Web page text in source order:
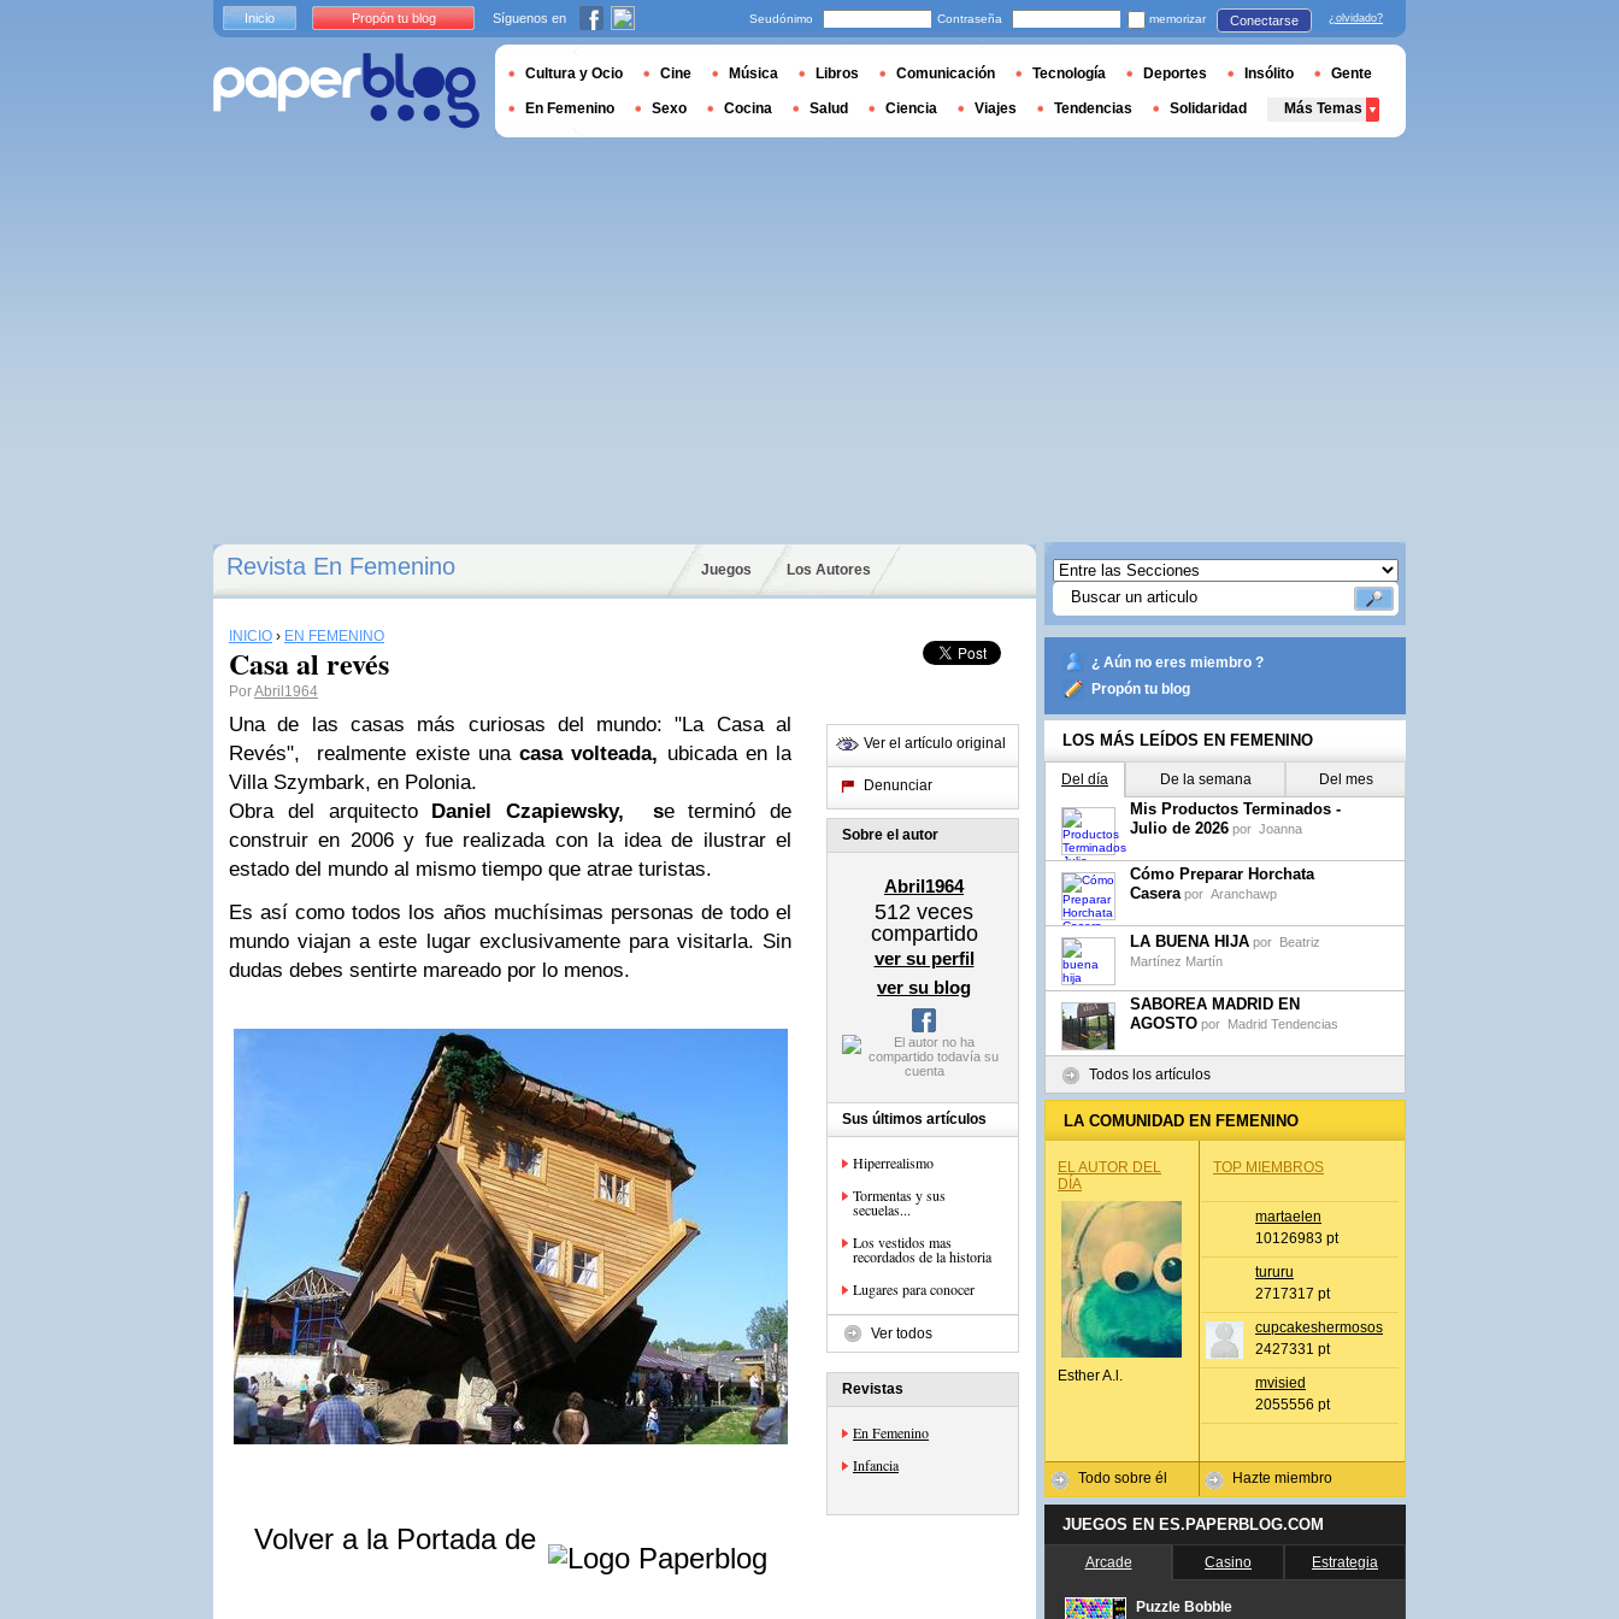
Revista En Femenino Juegos Los Autores
INICIO › EN FEMENINO
Casa al revés
PorAbril1964
Una de las casas más curiosas del mundo: "La Casa al
Revés", realmente existe unacasa volteada, ubicada en la
Villa Szymbark, en Polonia.
Obra del arquitecto Daniel Czapiewsky, se terminó de
construir en 2006 y fue realizada con la idea de ilustrar el
estado del mundo al mismo tiempo que atrae turistas.
Es así como todos los años muchísimas personas de todo el
mundo viajan a este lugar exclusivamente para visitarla. Sin
dudas debes sentirte mareado por lo menos.
Volver a la Portada de
Ver el artículo original
Denunciar
Sobre el autor
Abril1964
512 veces
compartido
ver su perfil
ver su blog
Sus últimos artículos
Hiperrealismo
Tormentas y sus
secuelas...
Los vestidos mas
recordados de la historia
Lugares para conocer
Ver todos
Revistas
En Femenino
Infancia
¿ Aún no eres miembro ?
Propón tu blog
LOS MÁS LEÍDOS EN FEMENINO
Del día De la semana Del mes
Mis Productos Terminados -
Julio de 2026 por Joanna
Cómo Preparar Horchata
Casera por Aranchawp
LA BUENA HIJA por Beatriz
Martínez Martín
SABOREA MADRID EN
AGOSTO por Madrid Tendencias
Todos los artículos
LA COMUNIDAD EN FEMENINO
EL AUTOR DEL
DÍA
Esther A.l.
Todo sobre él
TOP MIEMBROS
martaelen
10126983 pt
tururu
2717317 pt
cupcakeshermosos
2427331 pt
mvisied
2055556 pt
Hazte miembro
JUEGOS EN ES.PAPERBLOG.COM
Arcade Casino Estrategia
Puzzle Bobble
Inicio Propón tu blog Síguenos en Seudónimo Contraseña memorizar Conectarse ¿olvidado?
Cultura y Ocio Cine Música Libros Comunicación Tecnología Deportes Insólito Gente
En Femenino Sexo Cocina Salud Ciencia Viajes Tendencias Solidaridad Más Temas